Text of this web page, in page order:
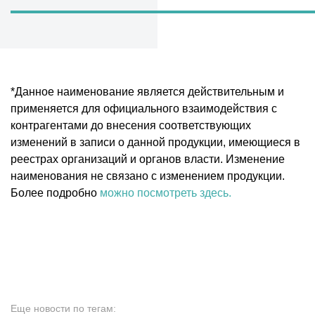
*Данное наименование является действительным и
применяется для официального взаимодействия с
контрагентами до внесения соответствующих
изменений в записи о данной продукции, имеющиеся в
реестрах организаций и органов власти. Изменение
наименования не связано с изменением продукции.
Более подробно можно посмотреть здесь.
Еще новости по тегам: